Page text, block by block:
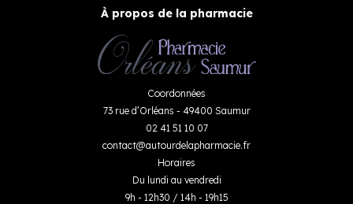
À propos de la pharmacie
Coordonnées
73 rue d’Orléans - 49400 Saumur
02 41 51 10 07
contact@autourdelapharmacie.fr
Horaires
Du lundi au vendredi
9h - 12h30 / 14h - 19h15